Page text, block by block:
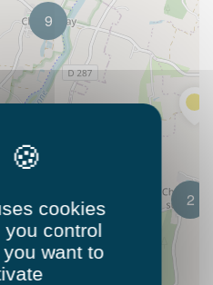
2
9
cookies
you control
want to